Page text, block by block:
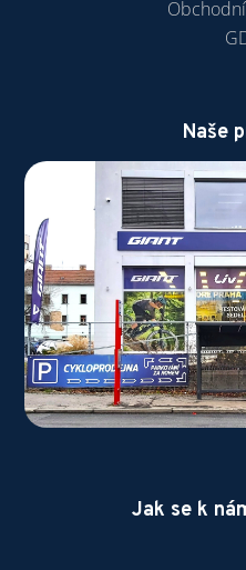
Naše
Jak se k